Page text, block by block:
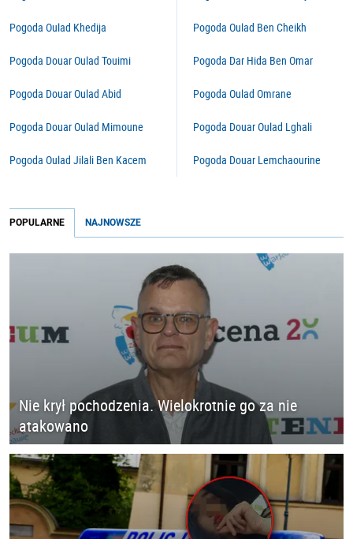
Pogoda Oulad Khedija
Pogoda Douar Oulad Touimi
Pogoda Douar Oulad Abid
Pogoda Douar Oulad Mimoune
Pogoda Oulad Jilali Ben Kacem
Pogoda Oulad Ben Cheikh
Pogoda Dar Hida Ben Omar
Pogoda Oulad Omrane
Pogoda Douar Oulad Lghali
Pogoda Douar Lemchaourine
POPULARNE NAJNOWSZE
Nie krył pochodzenia. Wielokrotnie go za nie
atakowano